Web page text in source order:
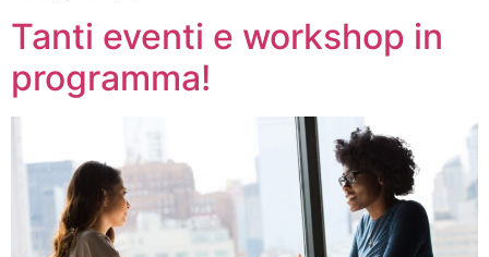
Tanti eventi e workshop in
programma!